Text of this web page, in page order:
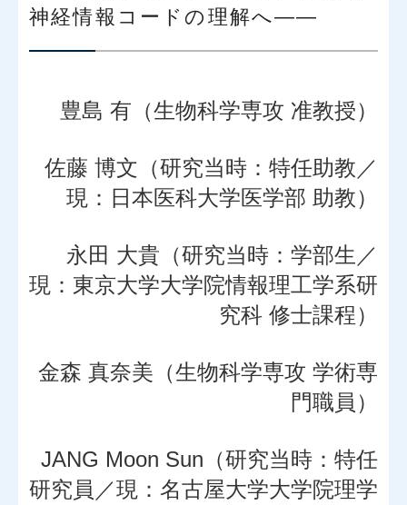
神経情報コードの理解へ――
豊島 有（生物科学専攻 准教授）
佐藤 博文（研究当時：特任助教／
現：日本医科大学医学部 助教）
永田 大貴（研究当時：学部生／
現：東京大学大学院情報理工学系研
究科 修士課程）
金森 真奈美（生物科学専攻 学術専
門職員）
JANG Moon Sun（研究当時：特任
研究員／現：名古屋大学大学院理学